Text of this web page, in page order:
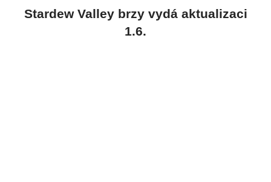
Stardew Valley brzy vydá aktualizaci
1.6.